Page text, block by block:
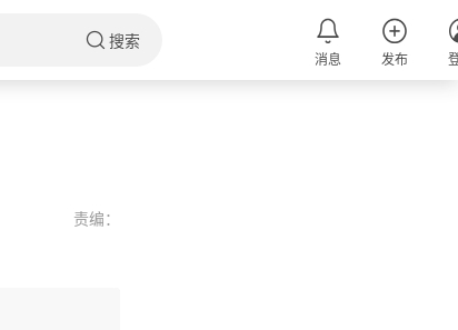
搜索
消息 发布
责编：